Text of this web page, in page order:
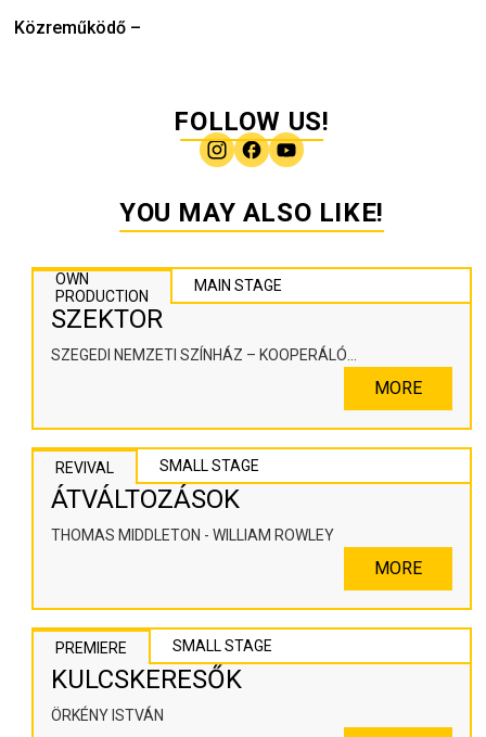
Közreműködő –
FOLLOW US!
YOU MAY ALSO LIKE!
OWN
PRODUCTION
MAIN STAGE
SZEKTOR
SZEGEDI NEMZETI SZÍNHÁZ – KOOPERÁLÓ
MORE
REVIVAL SMALL STAGE
ÁTVÁLTOZÁSOK
THOMAS MIDDLETON - WILLIAM ROWLEY
MORE
PREMIERE SMALL STAGE
KULCSKERESŐK
ÖRKÉNY ISTVÁN